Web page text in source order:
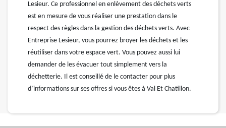
Lesieur. Ce professionnel en enlèvement des déchets verts
est en mesure de vous réaliser une prestation dans le
respect des règles dans la gestion des déchets verts. Avec
Entreprise Lesieur, vous pourrez broyer les déchets et les
réutiliser dans votre espace vert. Vous pouvez aussi lui
demander de les évacuer tout simplement vers la
déchetterie. Il est conseillé de le contacter pour plus
d’informations sur ses offres si vous êtes à Val Et Chatillon.